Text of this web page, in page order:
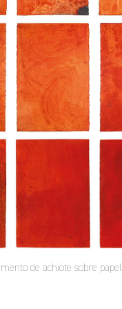
de achiote sobre